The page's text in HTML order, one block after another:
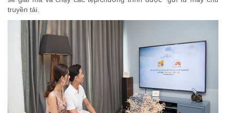
truyền tải.